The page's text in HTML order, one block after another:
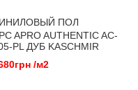
ПОЛ
APRO AUTHENTIC AC-
PL ДУБ KASCHMIR
/м2